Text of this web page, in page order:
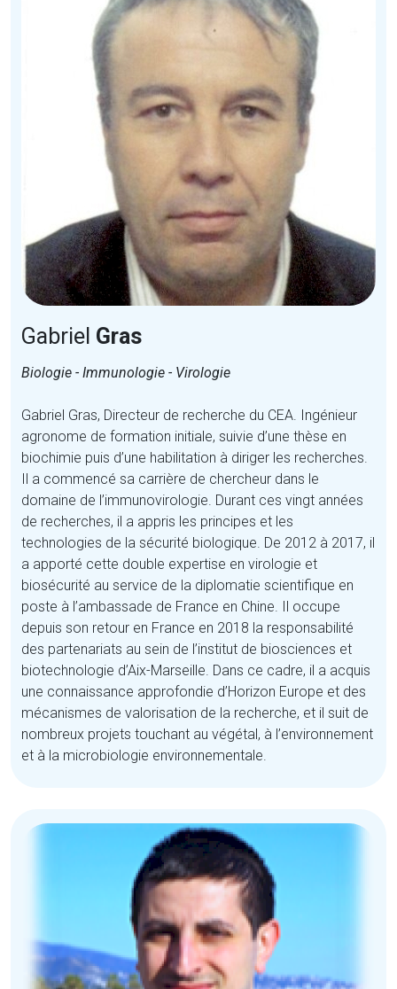
Gabriel Gras
Biologie - Immunologie - Virologie
Gabriel Gras, Directeur de recherche du CEA. Ingénieur
agronome de formation initiale, suivie d’une thèse en
biochimie puis d’une habilitation à diriger les recherches.
Il a commencé sa carrière de chercheur dans le
domaine de l’immunovirologie. Durant ces vingt années
de recherches, il a appris les principes et les
technologies de la sécurité biologique. De 2012 à 2017, il
a apporté cette double expertise en virologie et
biosécurité au service de la diplomatie scientifique en
poste à l’ambassade de France en Chine. Il occupe
depuis son retour en France en 2018 la responsabilité
des partenariats au sein de l’institut de biosciences et
biotechnologie d’Aix-Marseille. Dans ce cadre, il a acquis
une connaissance approfondie d’Horizon Europe et des
mécanismes de valorisation de la recherche, et il suit de
nombreux projets touchant au végétal, à l’environnement
et à la microbiologie environnementale.